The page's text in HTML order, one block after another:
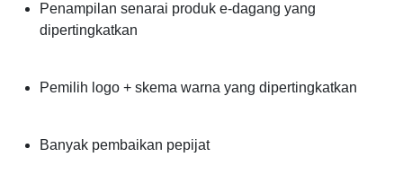
Penampilan senarai produk e-dagang yang
dipertingkatkan
Pemilih logo + skema warna yang dipertingkatkan
Banyak pembaikan pepijat